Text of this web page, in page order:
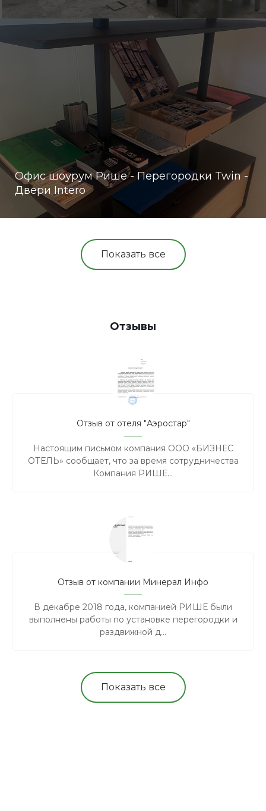
Офис шоурум Рише - Перегородки Twin -
Двери Intero
Показать все
Отзывы
Отзыв от отеля "Аэростар"
Настоящим письмом компания ООО «БИЗНЕС
ОТЕЛЬ» сообщает, что за время сотрудничества
Компания РИШЕ...
Отзыв от компании Минерал Инфо
В декабре 2018 года, компанией РИШЕ были
выполнены работы по установке перегородки и
раздвижной д...
Показать все